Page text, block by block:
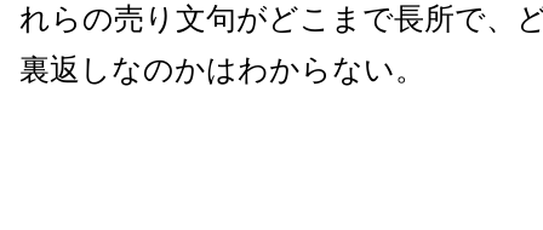
れらの売り文句がどこまで長所で、
裏返しなのかはわからない。